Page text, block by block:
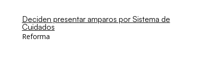
Deciden presentar amparos por Sistema de
Cuidados
Reforma